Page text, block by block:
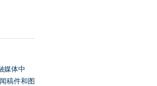
媒体中
稿件和图